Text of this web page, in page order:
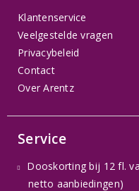
Klantenservice
Veelgestelde vragen
Privacybeleid
Contact
Over Arentz
Service
Dooskorting bij 12 fl.
netto aanbiedingen)